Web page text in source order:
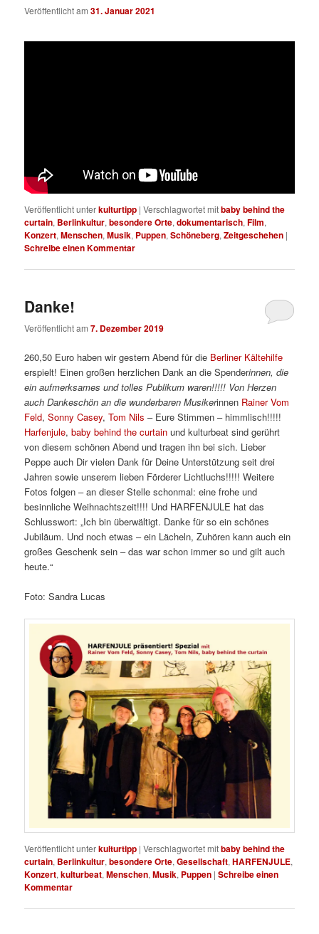
Veröffentlicht am31. Januar 2021
Veröffentlicht unterkulturtipp |Verschlagwortet mitbaby behind the
curtain, Berlinkultur,besondere Orte,dokumentarisch,Film,
Konzert,Menschen,Musik, Puppen,Schöneberg,Zeitgeschehen |
Schreibe einen Kommentar
Danke!
Veröffentlicht am7. Dezember 2019
260,50 Euro haben wir gestern Abend für die Berliner Kältehilfe
erspielt! Einen großen herzlichen Dank an die Spenderinnen, die
ein aufmerksames und tolles Publikum waren!!!!! Von Herzen
auch Dankeschön an die wunderbaren Musikerinnen Rainer Vom
Feld,Sonny Casey,Tom Nils – Eure Stimmen – himmlisch!!!!!
Harfenjule,baby behind the curtain und kulturbeat sind gerührt
von diesem schönen Abend und tragen ihn bei sich. Lieber
Peppe auch Dir vielen Dank für Deine Unterstützung seit drei
Jahren sowie unserem lieben Förderer Lichtluchs!!!!! Weitere
Fotos folgen – an dieser Stelle schonmal: eine frohe und
besinnliche Weihnachtszeit!!!! Und HARFENJULE hat das
Schlusswort: „Ich bin überwältigt. Danke für so ein schönes
Jubiläum. Und noch etwas – ein Lächeln, Zuhören kann auch ein
großes Geschenk sein – das war schon immer so und gilt auch
heute.“
Foto: Sandra Lucas
Veröffentlicht unterkulturtipp |Verschlagwortet mitbaby behind the
curtain, Berlinkultur,besondere Orte,Gesellschaft,HARFENJULE,
Konzert,kulturbeat,Menschen,Musik, Puppen |Schreibe einen
Kommentar